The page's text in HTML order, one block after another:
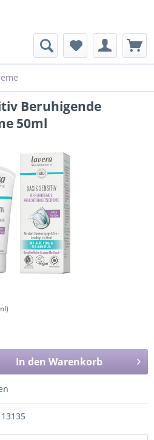
Beruhigende
50ml
In den Warenkorb